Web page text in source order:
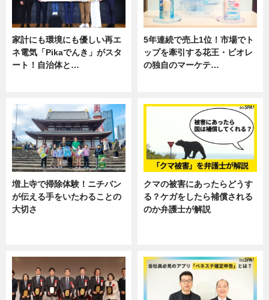
家計にも環境にも優しい再エ
ネ電気「Pikaでんき」がスタ
ート！自治体と…
5年連続で売上1位！市場でト
ップを牽引する花王・ビオレ
の独自のマーケテ…
増上寺で掃除体験！ニチバン
が伝える手をいたわることの
大切さ
クマの被害にあったらどうす
る？ケガをしたら補償される
のか弁護士が解説